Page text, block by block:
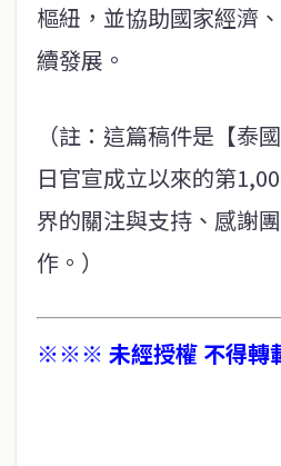
樞紐，並協助國家經濟
續發展。
（註：這篇稿件是【泰
日官宣成立以來的第
界的關注與支持、感謝
作。）
※※※ 未經授權 不得